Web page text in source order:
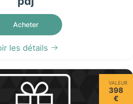
Acheter
les détails
VALEUR
398
€